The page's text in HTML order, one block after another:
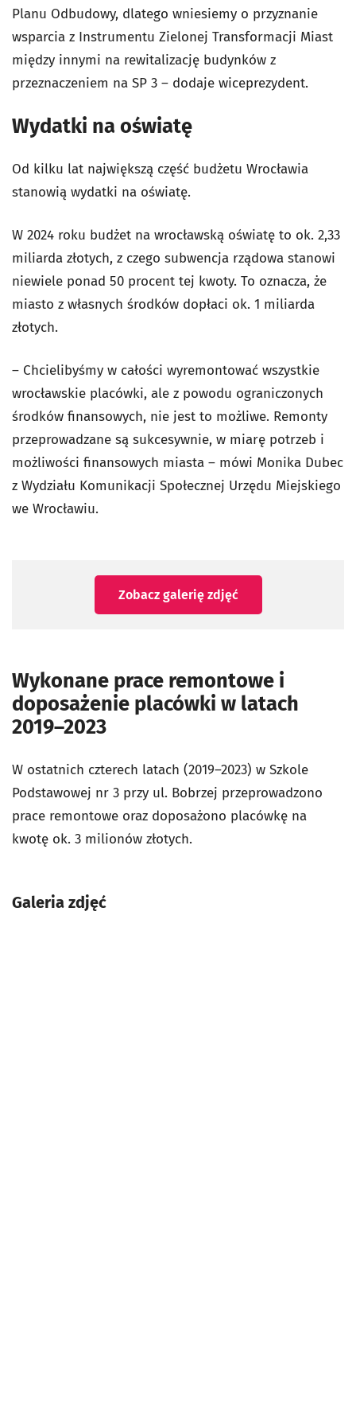
Planu Odbudowy, dlatego wniesiemy o przyznanie
wsparcia z Instrumentu Zielonej Transformacji Miast
między innymi na rewitalizację budynków z
przeznaczeniem na SP 3 – dodaje wiceprezydent.
Wydatki na oświatę
Od kilku lat największą część budżetu Wrocławia
stanowią wydatki na oświatę.
W 2024 roku budżet na wrocławską oświatę to ok. 2,33
miliarda złotych, z czego subwencja rządowa stanowi
niewiele ponad 50 procent tej kwoty. To oznacza, że
miasto z własnych środków dopłaci ok. 1 miliarda
złotych.
– Chcielibyśmy w całości wyremontować wszystkie
wrocławskie placówki, ale z powodu ograniczonych
środków finansowych, nie jest to możliwe. Remonty
przeprowadzane są sukcesywnie, w miarę potrzeb i
możliwości finansowych miasta – mówi Monika Dubec
z Wydziału Komunikacji Społecznej Urzędu Miejskiego
we Wrocławiu.
Zobacz galerię zdjęć
Wykonane prace remontowe i
doposażenie placówki w latach
2019–2023
W ostatnich czterech latach (2019–2023) w Szkole
Podstawowej nr 3 przy ul. Bobrzej przeprowadzono
prace remontowe oraz doposażono placówkę na
kwotę ok. 3 milionów złotych.
Galeria zdjęć